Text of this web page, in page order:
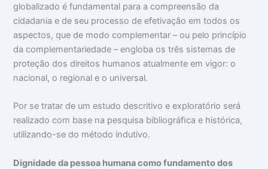
globalizado é fundamental para a compreensão da
cidadania e de seu processo de efetivação em todos os
aspectos, que de modo complementar – ou pelo princípio
da complementariedade – engloba os três sistemas de
proteção dos direitos humanos atualmente em vigor: o
nacional, o regional e o universal.
Por se tratar de um estudo descritivo e exploratório será
realizado com base na pesquisa bibliográﬁca e histórica,
utilizando-se do método indutivo.
Dignidade da pessoa humana como fundamento dos